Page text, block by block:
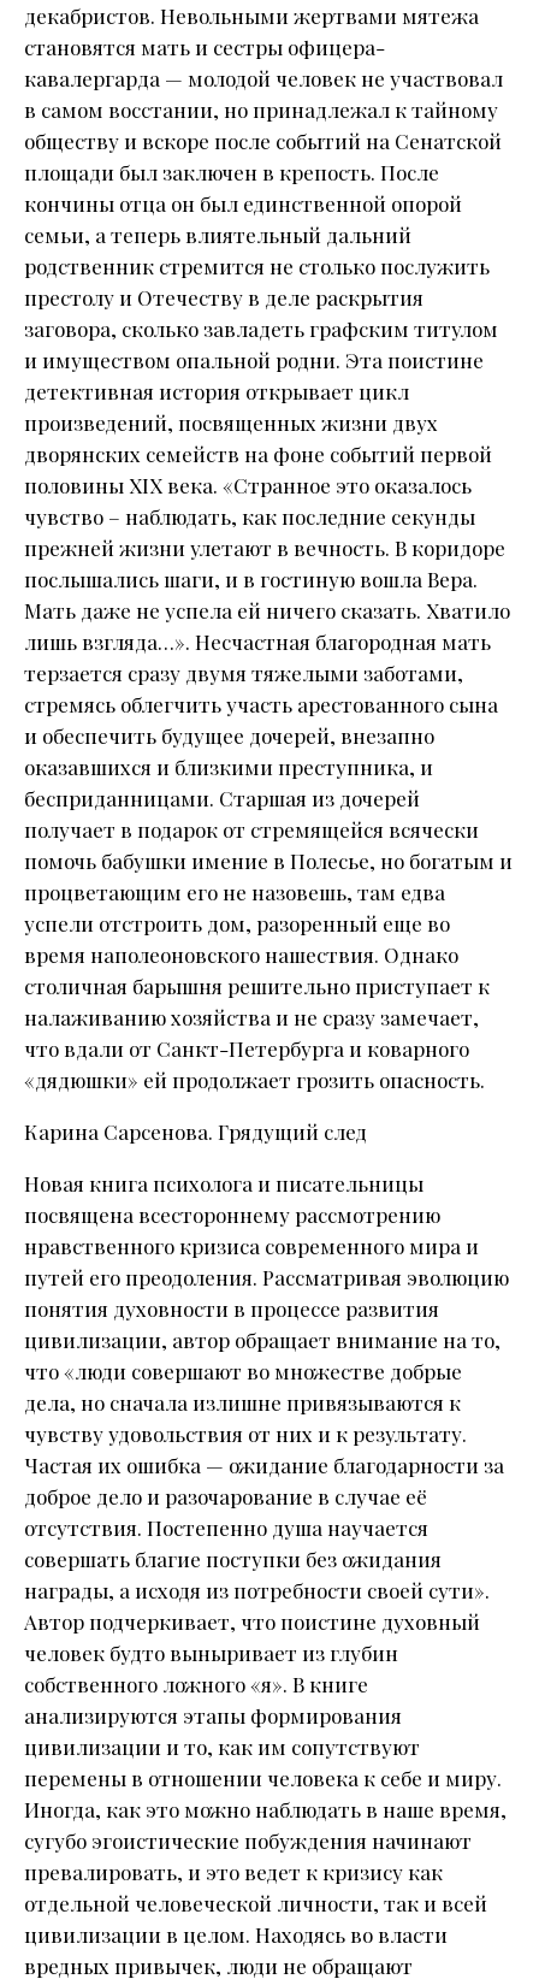
декабристов. Невольными жертвами мятежа
становятся мать и сестры офицера-
кавалергарда — молодой человек не участвовал
в самом восстании, но принадлежал к тайному
обществу и вскоре после событий на Сенатской
площади был заключен в крепость. После
кончины отца он был единственной опорой
семьи, а теперь влиятельный дальний
родственник стремится не столько послужить
престолу и Отечеству в деле раскрытия
заговора, сколько завладеть графским титулом
и имуществом опальной родни. Эта поистине
детективная история открывает цикл
произведений, посвященных жизни двух
дворянских семейств на фоне событий первой
половины XIX века. «Странное это оказалось
чувство – наблюдать, как последние секунды
прежней жизни улетают в вечность. В коридоре
послышались шаги, и в гостиную вошла Вера.
Мать даже не успела ей ничего сказать. Хватило
лишь взгляда…». Несчастная благородная мать
терзается сразу двумя тяжелыми заботами,
стремясь облегчить участь арестованного сына
и обеспечить будущее дочерей, внезапно
оказавшихся и близкими преступника, и
бесприданницами. Старшая из дочерей
получает в подарок от стремящейся всячески
помочь бабушки имение в Полесье, но богатым и
процветающим его не назовешь, там едва
успели отстроить дом, разоренный еще во
время наполеоновского нашествия. Однако
столичная барышня решительно приступает к
налаживанию хозяйства и не сразу замечает,
что вдали от Санкт-Петербурга и коварного
«дядюшки» ей продолжает грозить опасность.
Карина Сарсенова. Грядущий след
Новая книга психолога и писательницы
посвящена всестороннему рассмотрению
нравственного кризиса современного мира и
путей его преодоления. Рассматривая эволюцию
понятия духовности в процессе развития
цивилизации, автор обращает внимание на то,
что «люди совершают во множестве добрые
дела, но сначала излишне привязываются к
чувству удовольствия от них и к результату.
Частая их ошибка — ожидание благодарности за
доброе дело и разочарование в случае её
отсутствия. Постепенно душа научается
совершать благие поступки без ожидания
награды, а исходя из потребности своей сути».
Автор подчеркивает, что поистине духовный
человек будто выныривает из глубин
собственного ложного «я». В книге
анализируются этапы формирования
цивилизации и то, как им сопутствуют
перемены в отношении человека к себе и миру.
Иногда, как это можно наблюдать в наше время,
сугубо эгоистические побуждения начинают
превалировать, и это ведет к кризису как
отдельной человеческой личности, так и всей
цивилизации в целом. Находясь во власти
вредных привычек, люди не обращают